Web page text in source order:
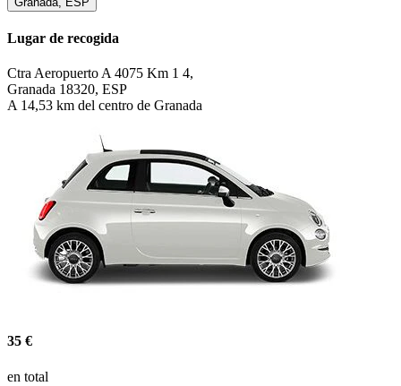
Lugar de recogida
Ctra Aeropuerto A 4075 Km 1 4,
Granada 18320, ESP
A 14,53 km del centro de Granada
35 €
en total